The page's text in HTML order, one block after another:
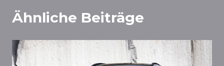
Ähnliche Beiträge